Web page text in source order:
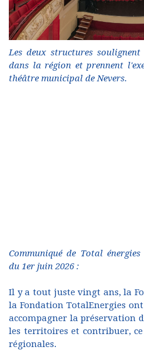
Les deux structures
dans la région et prennent
théâtre municipal de Nevers.
Communiqué de Total énergies
du 1er juin 2026 :
Il y a tout juste vingt ans, la
la Fondation TotalEnergies
accompagner la préservation
les territoires et contribuer,
régionales.